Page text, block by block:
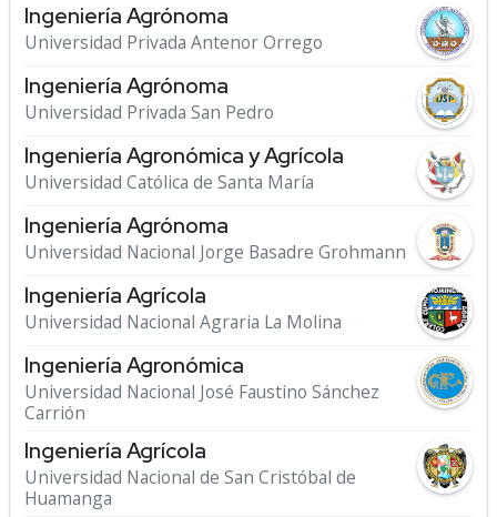
Ingeniería Agrónoma
Universidad Privada Antenor Orrego
Ingeniería Agrónoma
Universidad Privada San Pedro
Ingeniería Agronómica y Agrícola
Universidad Católica de Santa María
Ingeniería Agrónoma
Universidad Nacional Jorge Basadre Grohmann
Ingeniería Agrícola
Universidad Nacional Agraria La Molina
Ingeniería Agronómica
Universidad Nacional José Faustino Sánchez
Carrión
Ingeniería Agrícola
Universidad Nacional de San Cristóbal de
Huamanga